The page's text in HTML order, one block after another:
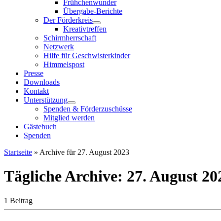
Frühchenwunder
Übergabe-Berichte
Der Förderkreis
Kreativtreffen
Schirmherrschaft
Netzwerk
Hilfe für Geschwisterkinder
Himmelspost
Presse
Downloads
Kontakt
Unterstützung
Spenden & Förderzuschüsse
Mitglied werden
Gästebuch
Spenden
Startseite » Archive für 27. August 2023
Tägliche Archive: 27. August
1 Beitrag